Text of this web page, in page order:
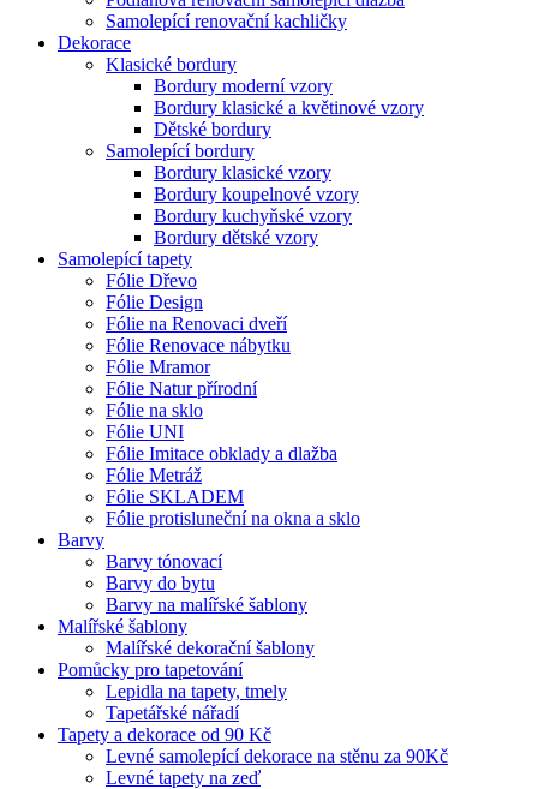
Samolepící renovační kachličky
Dekorace
Klasické bordury
Bordury moderní vzory
Bordury klasické a květinové vzory
Dětské bordury
Samolepící bordury
Bordury klasické vzory
Bordury koupelnové vzory
Bordury kuchyňské vzory
Bordury dětské vzory
Samolepící tapety
Fólie Dřevo
Fólie Design
Fólie na Renovaci dveří
Fólie Renovace nábytku
Fólie Mramor
Fólie Natur přírodní
Fólie na sklo
Fólie UNI
Fólie Imitace obklady a dlažba
Fólie Metráž
Fólie SKLADEM
Fólie protisluneční na okna a sklo
Barvy
Barvy tónovací
Barvy do bytu
Barvy na malířské šablony
Malířské šablony
Malířské dekorační šablony
Pomůcky pro tapetování
Lepidla na tapety, tmely
Tapetářské nářadí
Tapety a dekorace od 90 Kč
Levné samolepící dekorace na stěnu za 90Kč
Levné tapety na zeď